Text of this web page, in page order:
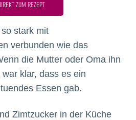
ZUM REZEPT
stark mit
verbunden wie das
die Mutter oder Oma ihn
klar, dass es ein
Essen gab.
Zimtzucker in der Küche